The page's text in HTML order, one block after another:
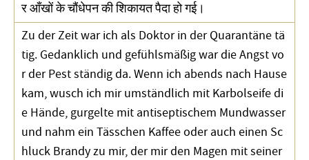
र आँखों के चौंधेपन की शिकायत पैदा हो गई।
Zu der Zeit war ich als Doktor in der Quarantäne tä
tig. Gedanklich und gefühlsmäßig war die Angst vo
r der Pest ständig da. Wenn ich abends nach Hause
kam, wusch ich mir umständlich mit Karbolseife di
e Hände, gurgelte mit antiseptischem Mundwasser
und nahm ein Tässchen Kaffee oder auch einen Sc
hluck Brandy zu mir, der mir den Magen mit seiner